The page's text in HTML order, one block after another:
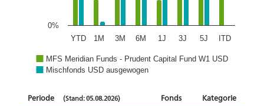
MFS Meridian Funds - Prudent Capital Fund W1 USD
Mischfonds USD ausgewogen
YTD 1M 3M 6M 1J 3J 5J ITD
0%
Periode (Stand: 05.08.2026) Fonds Kategorie